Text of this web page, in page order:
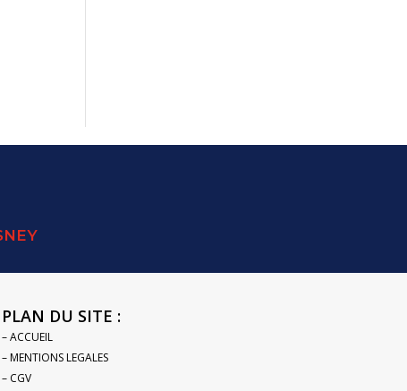
PLAN DU SITE :
– ACCUEIL
– MENTIONS LEGALES
– CGV